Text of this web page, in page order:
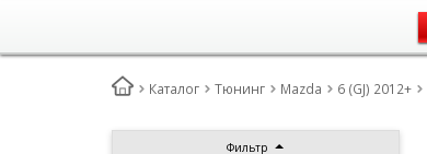
Каталог Тюнинг Mazda 6 (GJ) 2012+
Фильтр